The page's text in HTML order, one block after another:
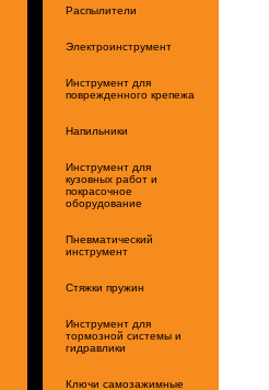
Распылители
Электроинструмент
Инструмент для
поврежденного крепежа
Напильники
Инструмент для
кузовных работ и
покрасочное
оборудование
Пневматический
инструмент
Стяжки пружин
Инструмент для
тормозной системы и
гидравлики
Ключи самозажимные